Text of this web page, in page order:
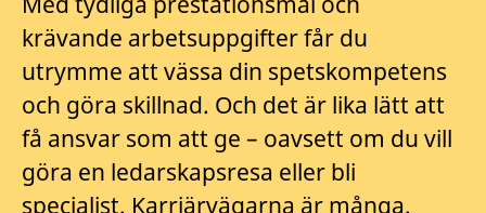
krävande arbetsuppgifter får du
utrymme att vässa din spetskompetens
och göra skillnad. Och det är lika lätt att
få ansvar som att ge – oavsett om du vill
göra en ledarskapsresa eller bli
specialist. Karriärvägarna är många.